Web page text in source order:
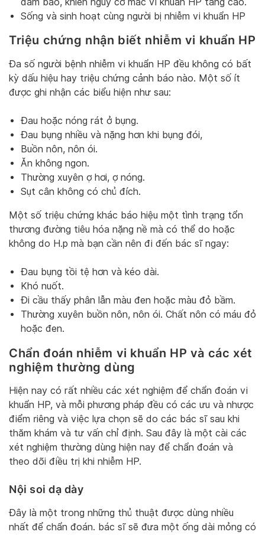
Sống và sinh hoạt cùng người bị nhiễm vi khuẩn HP
Triệu chứng nhận biết nhiễm vi khuẩn HP
Đa số người bệnh nhiễm vi khuẩn HP đều không có bất
kỳ dấu hiệu hay triệu chứng cảnh báo nào. Một số ít
được ghi nhận các biểu hiện như sau:
Đau hoặc nóng rát ở bụng.
Đau bụng nhiều và nặng hơn khi bụng đói,
Buồn nôn, nôn ói.
Ăn không ngon.
Thường xuyên ợ hơi, ợ nóng.
Sụt cân không có chủ đích.
Một số triệu chứng khác báo hiệu một tình trạng tổn
thương đường tiêu hóa nặng nề mà có thể do hoặc
không do H.p mà bạn cần nên đi đến bác sĩ ngay:
Đau bụng tồi tệ hơn và kéo dài.
Khó nuốt.
Đi cầu thấy phân lẫn màu đen hoặc màu đỏ bầm.
Thường xuyên buồn nôn, nôn ói. Chất nôn có máu đỏ
hoặc đen.
Chẩn đoán nhiễm vi khuẩn HP và các xét
nghiệm thường dùng
Hiện nay có rất nhiều các xét nghiệm để chẩn đoán vi
khuẩn HP, và mỗi phương pháp đều có các ưu và nhược
điểm riêng và việc lựa chọn sẽ do các bác sĩ sau khi
thăm khám và tư vấn chỉ định. Sau đây là một cài các
xét nghiệm thường dùng hiện nay để chẩn đoán và
theo dõi điều trị khi nhiễm HP.
Nội soi dạ dày
Đây là một trong những thủ thuật được dùng nhiều
nhất để chẩn đoán. bác sĩ sẽ đưa một ống dài mỏng có